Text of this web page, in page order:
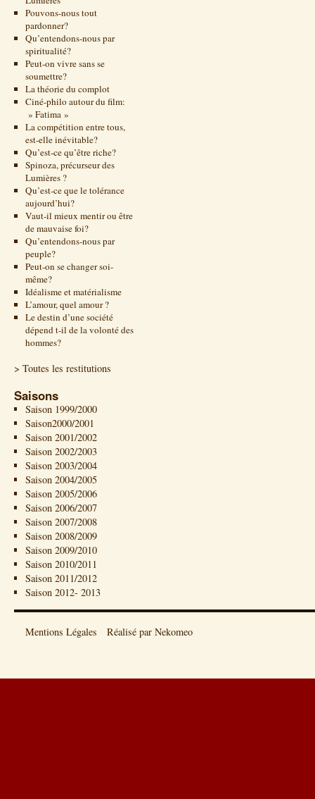
Pouvons-nous tout
pardonner?
Qu’entendons-nous par
spiritualité?
Peut-on vivre sans se
soumettre?
La théorie du complot
Ciné-philo autour du film:
» Fatima »
La compétition entre tous,
est-elle inévitable?
Qu’est-ce qu’être riche?
Spinoza, précurseur des
Lumières ?
Qu’est-ce que le tolérance
aujourd’hui?
Vaut-il mieux mentir ou être
de mauvaise foi?
Qu’entendons-nous par
peuple?
Peut-on se changer soi-
même?
Idéalisme et matérialisme
L’amour, quel amour ?
Le destin d’une société
dépend t-il de la volonté des
hommes?
> Toutes les restitutions
Saisons
Saison 1999/2000
Saison2000/2001
Saison 2001/2002
Saison 2002/2003
Saison 2003/2004
Saison 2004/2005
Saison 2005/2006
Saison 2006/2007
Saison 2007/2008
Saison 2008/2009
Saison 2009/2010
Saison 2010/2011
Saison 2011/2012
Saison 2012- 2013
Mentions Légales Réalisé par Nekomeo